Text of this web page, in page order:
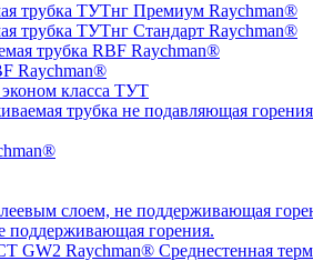
трубка ТУТнг Премиум Raychman®
трубка ТУТнг Стандарт Raychman®
трубка RBF Raychman®
Raychman®
эконом класса ТУТ
трубка не подавляющая
поддерживающая горения.
Среднестенная